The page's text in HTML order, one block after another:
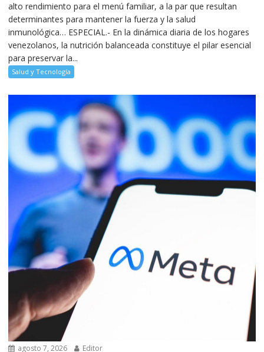
alto rendimiento para el menú familiar, a la par que resultan
determinantes para mantener la fuerza y la salud
inmunológica… ESPECIAL.- En la dinámica diaria de los hogares
venezolanos, la nutrición balanceada constituye el pilar esencial
para preservar la...
Salud y Tecnología
agosto 7, 2026 Editor